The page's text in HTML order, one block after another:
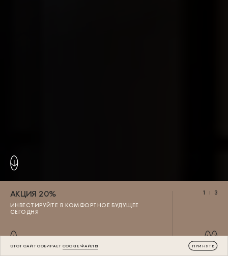
АКЦИЯ 20%
ИНВЕСТИРУЙТЕ В КОМФОРТНОЕ БУДУЩЕЕ
СЕГОДНЯ
1 3
ЭТОТ САЙТ СОБИРАЕТCOOKIE ФАЙЛЫ ПРИНЯТЬ